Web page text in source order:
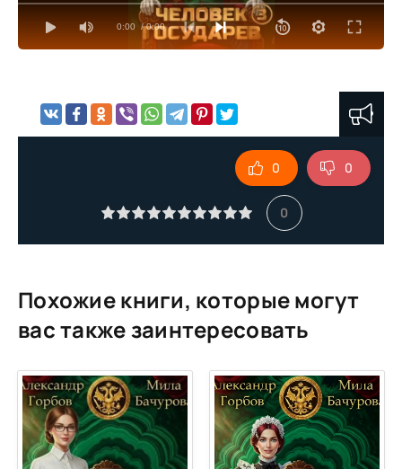
0:00 / 0:00
17
18
19
20
0
0 0
Похожие книги, которые могут
вас также заинтересовать